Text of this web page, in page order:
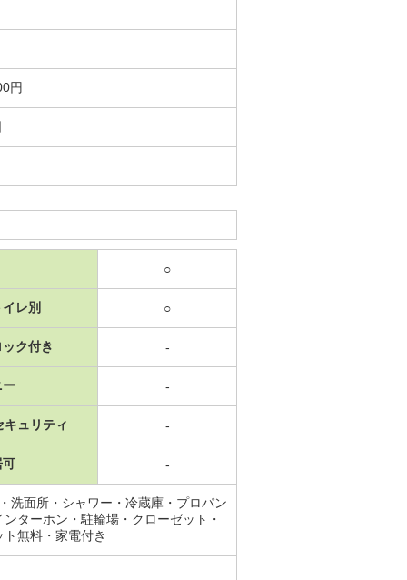
円
○
レ別 ○
ク付き -
ー -
キュリティ -
可 -
洗面所・シャワー・冷蔵庫・プロパン
ターホン・駐輪場・クローゼット・
無料・家電付き